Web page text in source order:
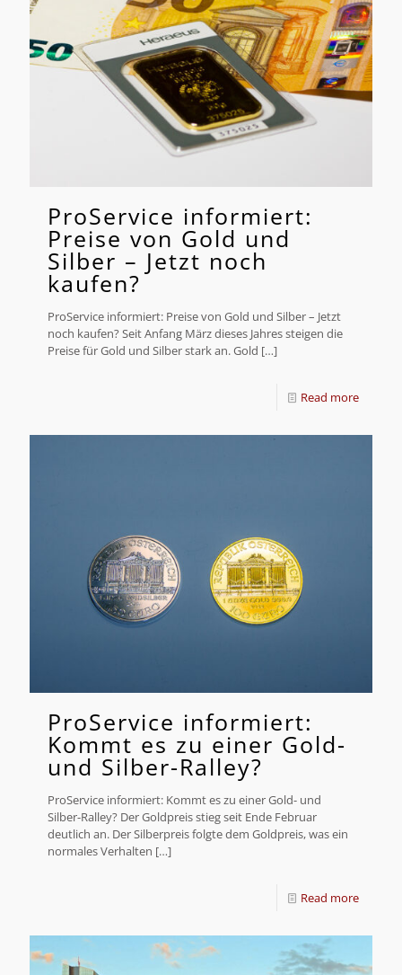
ProService informiert:
Preise von Gold und
Silber – Jetzt noch
kaufen?
ProService informiert: Preise von Gold und Silber – Jetzt
noch kaufen? Seit Anfang März dieses Jahres steigen die
Preise für Gold und Silber stark an. Gold […]
Read more
ProService informiert:
Kommt es zu einer Gold-
und Silber-Ralley?
ProService informiert: Kommt es zu einer Gold- und
Silber-Ralley? Der Goldpreis stieg seit Ende Februar
deutlich an. Der Silberpreis folgte dem Goldpreis, was ein
normales Verhalten […]
Read more